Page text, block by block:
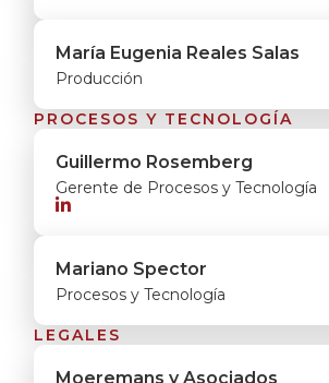
María Eugenia Reales Salas
Producción
PROCESOS Y TECNOLOGÍA
Guillermo Rosemberg
Gerente de Procesos y Tecnología

Mariano Spector
Procesos y Tecnología
LEGALES
Moeremans y Asociados